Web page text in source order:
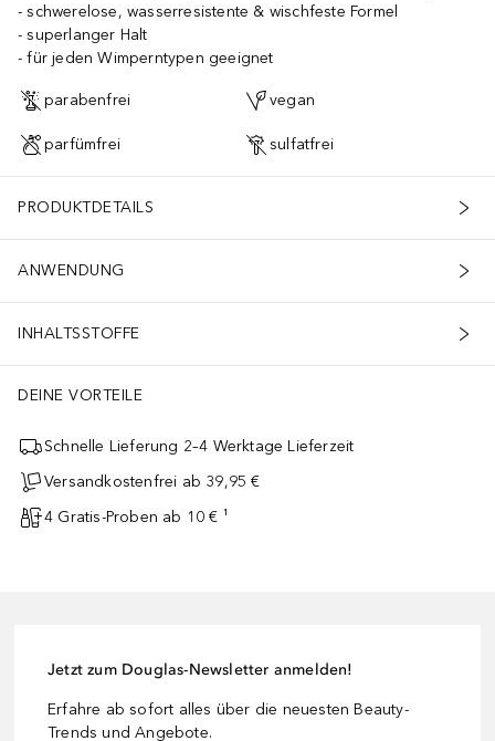
schwerelose, wasserresistente & wischfeste Formel
superlanger Halt
für jeden Wimperntypen geeignet
parabenfrei vegan
parfümfrei sulfatfrei
PRODUKTDETAILS
ANWENDUNG
INHALTSSTOFFE
DEINE VORTEILE
Schnelle Lieferung 2–4 Werktage Lieferzeit
Versandkostenfrei ab 39,95 €
4 Gratis-Proben ab 10 € ¹
Jetzt zum Douglas-Newsletter anmelden!
Erfahre ab sofort alles über die neuesten Beauty-
Trends und Angebote.